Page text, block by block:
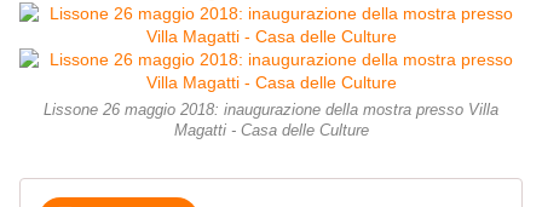
Lissone 26 maggio 2018: inaugurazione della mostra presso Villa
Magatti - Casa delle Culture